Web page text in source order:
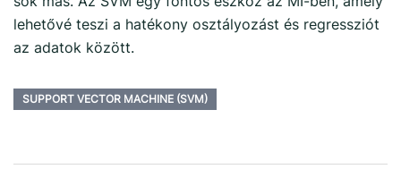
lehetővé teszi a hatékony osztályozást és regressziót
az adatok között.
SUPPORT VECTOR MACHINE (SVM)